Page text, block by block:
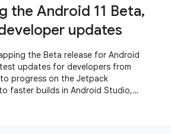
the Android 11 Beta,
updates
the Beta release for Android
updates for developers from
progress on the Jetpack
faster builds in Android Studio,